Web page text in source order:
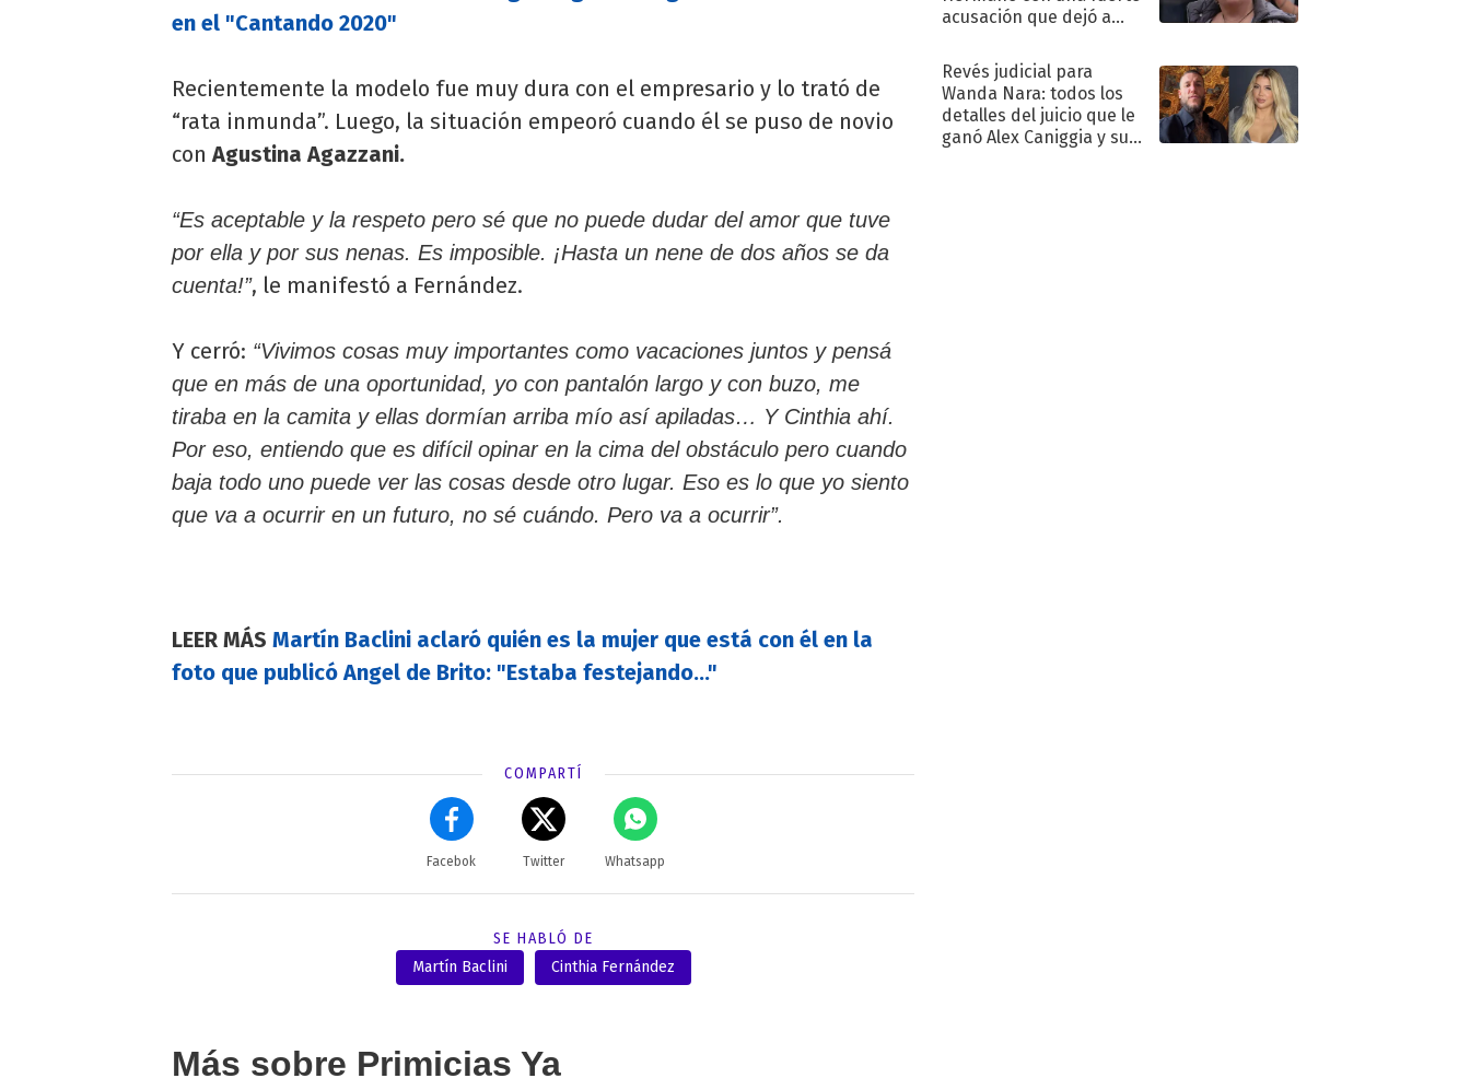
en el "Cantando 2020"
Recientemente la modelo fue muy dura con el empresario y lo trató de
“rata inmunda”. Luego, la situación empeoró cuando él se puso de novio
conAgustina Agazzani.
“Es aceptable y la respeto pero sé que no puede dudar del amor que tuve
por ella y por sus nenas. Es imposible. ¡Hasta un nene de dos años se da
cuenta!”, le manifestó a Fernández.
Y cerró: “Vivimos cosas muy importantes como vacaciones juntos y pensá
que en más de una oportunidad, yo con pantalón largo y con buzo, me
tiraba en la camita y ellas dormían arriba mío así apiladas… Y Cinthia ahí.
Por eso, entiendo que es difícil opinar en la cima del obstáculo pero cuando
baja todo uno puede ver las cosas desde otro lugar. Eso es lo que yo siento
que va a ocurrir en un futuro, no sé cuándo. Pero va a ocurrir”.
LEER MÁS Martín Baclini aclaró quién es la mujer que está con él en la
foto que publicó Angel de Brito: "Estaba festejando..."
COMPARTÍ
Facebok Twitter Whatsapp
SE HABLÓ DE
Martín Baclini
Cinthia Fernández
acusación que dejó a
"Traidora"
Revés judicial para
Wanda Nara: todos los
detalles del juicio que le
ganó Alex Caniggia y sus
Más sobre Primicias Ya